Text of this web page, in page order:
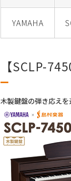
YAMAHA
【SCLP-
木製鍵盤の弾き応え